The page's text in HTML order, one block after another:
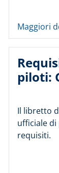
Maggiori
piloti:
Il libretto
ufficiale di
requisiti.